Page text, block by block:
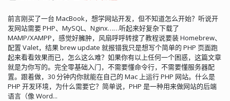
前言刚买了一台 MacBook，想学网站开发，但不知道怎么开始？听说开
发网站需要 PHP、MySQL、Nginx……听起来好复杂下载了
MAMP/XAMPP，感觉好臃肿，风扇呼呼转搜了教程说要装 Homebrew、
配置 Valet，结果 brew update 就报错我只是想写个简单的 PHP 页面跑
起来看看效果而已，怎么这么难？如果你有以上任何一个困惑，这篇文章
就是为你写的。完全零基础入门，不需要懂命令行，不需要懂服务器配
置。跟着做，30 分钟内你就能在自己的 Mac 上运行 PHP 网站。什么是
PHP 开发环境，为什么需要它？简单说，PHP 是一种用来做网站的后端
语言（像 Word...